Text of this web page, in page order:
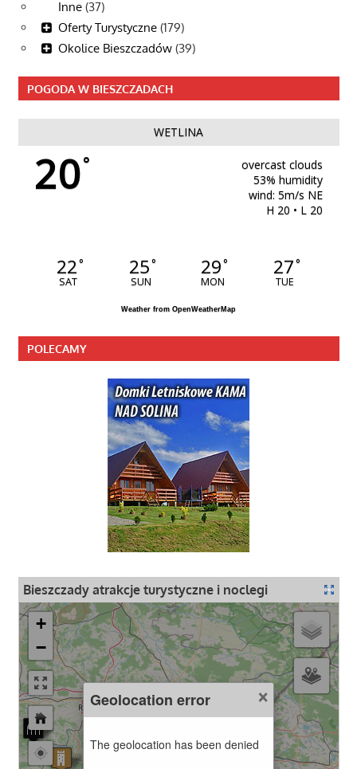
Inne (37)
Oferty Turystyczne (179)
Okolice Bieszczadów (39)
POGODA W BIESZCZADACH
WETLINA
20°
overcast clouds
53% humidity
wind: 5m/s NE
H 20 • L 20
22°
SAT
25°
SUN
29°
MON
27°
TUE
Weather from OpenWeatherMap
POLECAMY
Bieszczady atrakcje turystyczne i noclegi
+
−
×
Geolocation error
The geolocation has been denied